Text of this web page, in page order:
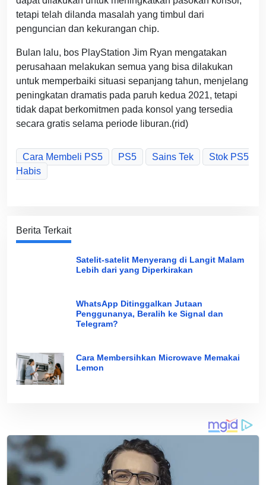
tetapi telah dilanda masalah yang timbul dari
penguncian dan kekurangan chip.
Bulan lalu, bos PlayStation Jim Ryan mengatakan
perusahaan melakukan semua yang bisa dilakukan
untuk memperbaiki situasi sepanjang tahun, menjelang
peningkatan dramatis pada paruh kedua 2021, tetapi
tidak dapat berkomitmen pada konsol yang tersedia
secara gratis selama periode liburan.(rid)
Cara Membeli PS5 PS5 Sains Tek
Stok PS5
Habis
Berita Terkait
Satelit-satelit Menyerang di Langit Malam
Lebih dari yang Diperkirakan
WhatsApp Ditinggalkan Jutaan
Penggunanya, Beralih ke Signal dan
Telegram?
Cara Membersihkan Microwave Memakai
Lemon